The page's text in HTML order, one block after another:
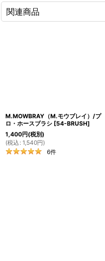
関連商品
M.MOWBRAY（M.モウブレイ）/プ
ロ・ホースブラシ [54-BRUSH]
1,400円(税別)
(税込 : 1,540円)
6件